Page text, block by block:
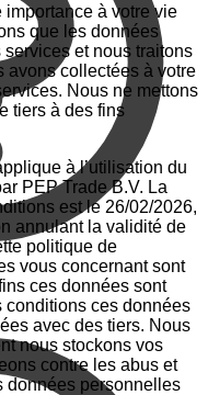
importance à votre vie
que les données
et nous traitons
avons collectées à votre
Nous ne mettons
tiers à des fins
à l’utilisation du
PEP Trade B.V. La
est le 26/02/2026,
annulant la validité de
politique de
vous concernant sont
ces données sont
conditions ces données
avec des tiers. Nous
nous stockons vos
contre les abus et
données personnelles